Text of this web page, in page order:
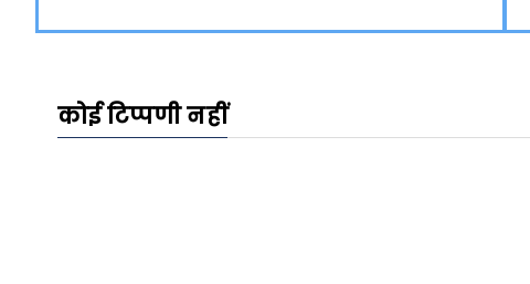
कोई टिप्पणी नहीं